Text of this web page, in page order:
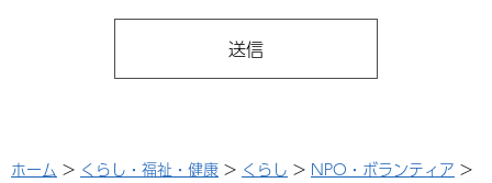
ホーム > くらし・福祉・健康 > くらし > NPO・ボランティア >